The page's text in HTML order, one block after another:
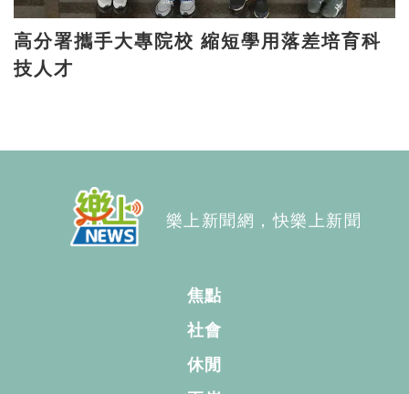
高分署攜手大專院校 縮短學用落差培育科
技人才
樂上新聞網，快樂上新聞
焦點
社會
休閒